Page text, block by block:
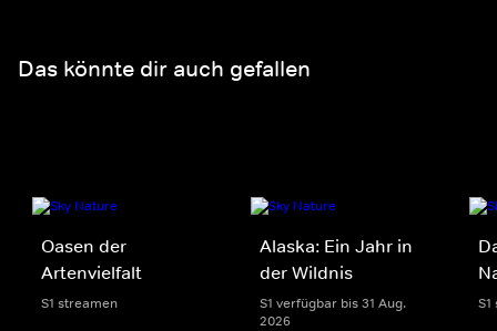
Das könnte dir auch gefallen
Oasen der
Artenvielfalt
S1 streamen
Alaska: Ein Jahr in
der Wildnis
S1 verfügbar bis 31 Aug.
2026